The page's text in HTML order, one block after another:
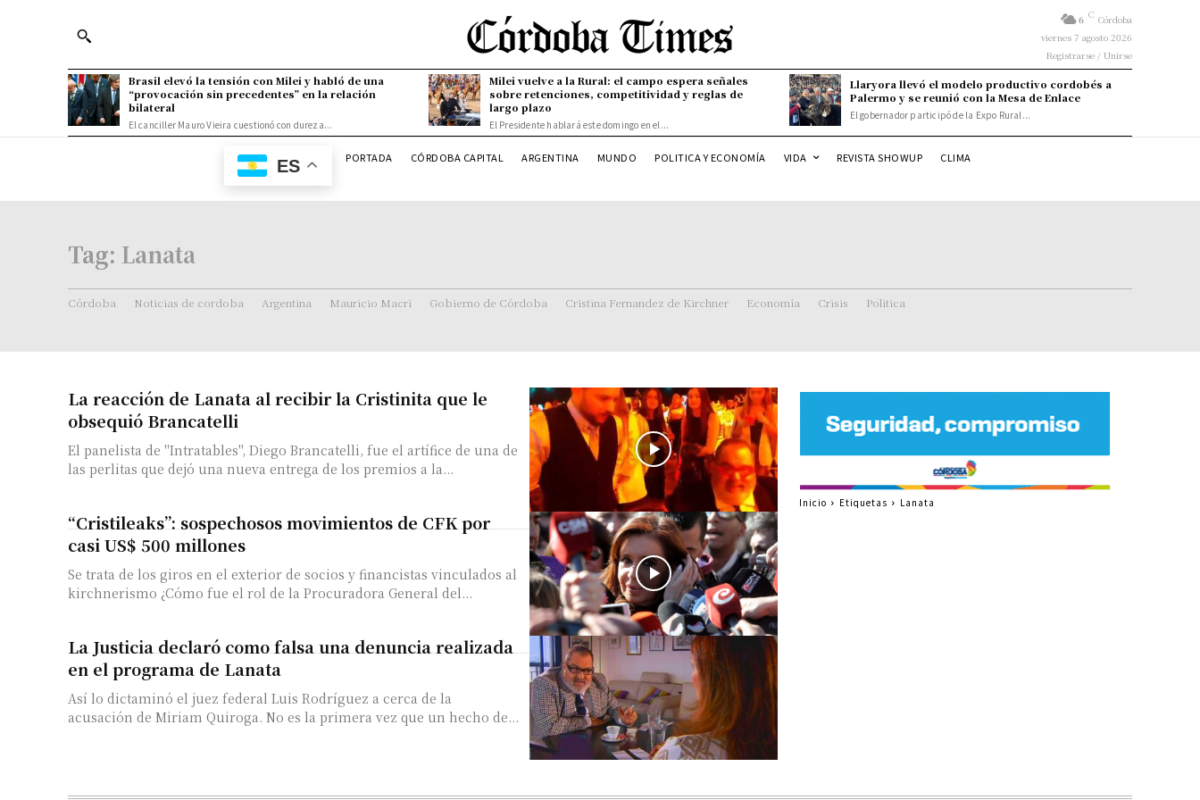
6 C Córdoba
viernes 7 agosto 2026
Registrarse / Unirse
Brasil elevó la tensión con Milei y habló de una
“provocación sin precedentes” en la relación
bilateral
El canciller Mauro Vieira cuestionó con dureza...
Milei vuelve a la Rural: el campo espera señales
sobre retenciones, competitividad y reglas de
largo plazo
El Presidente hablará este domingo en el...
Llaryora llevó el modelo productivo cordobés a
Palermo y se reunió con la Mesa de Enlace
El gobernador participó de la Expo Rural...
ES PORTADA CÓRDOBA CAPITAL ARGENTINA MUNDO POLITICA Y ECONOMÍA VIDA REVISTA SHOWUP CLIMA
Tag: Lanata
Córdoba Noticias de cordoba Argentina Mauricio Macri Gobierno de Córdoba Cristina Fernandez de Kirchner Economía Crisis Politica
La reacción de Lanata al recibir la Cristinita que le
obsequió Brancatelli
El panelista de "Intratables", Diego Brancatelli, fue el artífice de una de
las perlitas que dejó una nueva entrega de los premios a la...
“Cristileaks”: sospechosos movimientos de CFK por
casi US$ 500 millones
Se trata de los giros en el exterior de socios y financistas vinculados al
kirchnerismo ¿Cómo fue el rol de la Procuradora General del...
La Justicia declaró como falsa una denuncia realizada
en el programa de Lanata
Así lo dictaminó el juez federal Luis Rodríguez a cerca de la
acusación de Miriam Quiroga. No es la primera vez que un hecho de...
Inicio Etiquetas Lanata